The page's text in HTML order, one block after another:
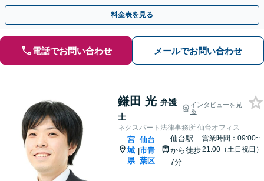
可」【休日・夜間相談可】【完全個室】【子連れ相談可】
料金表を見る
電話でお問い合わせ メールでお問い合わせ
鎌田 光 弁護
士
インタビューを見
る
ネクスパート法律事務所 仙台オフィス
宮
城
県
|
仙台
市青
葉区
仙台駅
から徒歩
7分
営業時間：09:00~
21:00（土日祝日）